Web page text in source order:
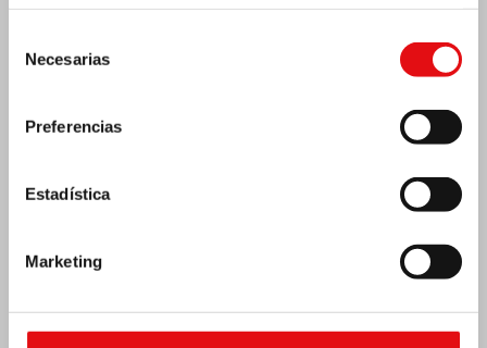
Necesarias
Preferencias
Estadística
Marketing
Costa de Marfil: Doble jubileo de plata